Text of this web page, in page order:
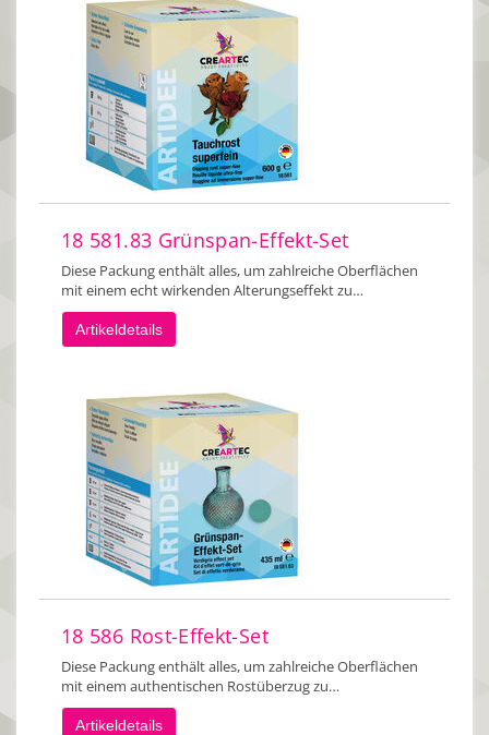
18 581.83 Grünspan-Effekt-Set
Diese Packung enthält alles, um zahlreiche Oberflächen
mit einem echt wirkenden Alterungseffekt zu…
Artikeldetails
18 586 Rost-Effekt-Set
Diese Packung enthält alles, um zahlreiche Oberflächen
mit einem authentischen Rostüberzug zu…
Artikeldetails